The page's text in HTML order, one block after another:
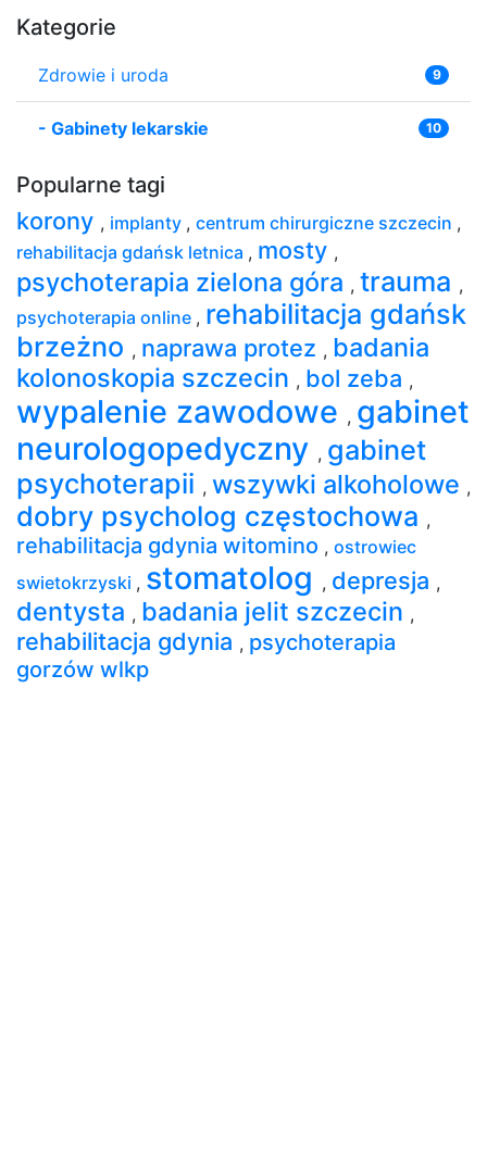
Kategorie
Zdrowie i uroda 9
- Gabinety lekarskie 10
Popularne tagi
korony , implanty , centrum chirurgiczne szczecin ,
rehabilitacja gdańsk letnica , mosty ,
psychoterapia zielona góra , trauma ,
psychoterapia online , rehabilitacja gdańsk
brzeżno , naprawa protez , badania
kolonoskopia szczecin , bol zeba ,
wypalenie zawodowe , gabinet
neurologopedyczny , gabinet
psychoterapii , wszywki alkoholowe ,
dobry psycholog częstochowa ,
rehabilitacja gdynia witomino , ostrowiec
swietokrzyski , stomatolog , depresja ,
dentysta , badania jelit szczecin ,
rehabilitacja gdynia , psychoterapia
gorzów wlkp